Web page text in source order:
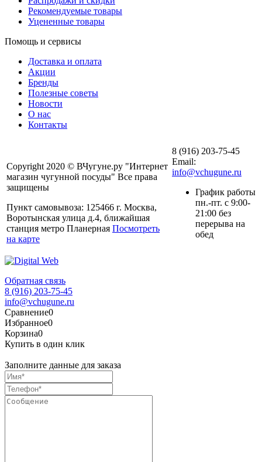
Рекомендуемые товары
Уцененные товары
Помощь и сервисы
Доставка и оплата
Акции
Бренды
Полезные советы
Новости
О нас
Контакты
Copyright 2020 © ВЧугуне.ру "Интернет
магазин чугунной посуды" Все права
защищены
Пункт самовывоза: 125466 г. Москва,
Воротынская улица д.4, ближайшая
станция метро Планерная Посмотреть
на карте
8 (916) 203-75-45
Email:
info@vchugune.ru
График работы
пн.-пт. с 9:00-
21:00 без
перерыва на
обед
Обратная связь
8 (916) 203-75-45
info@vchugune.ru
Сравнение0
Избранное0
Корзина0
Купить в один клик
Заполните данные для заказа